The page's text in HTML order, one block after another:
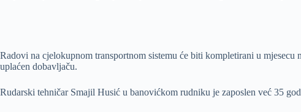
Radovi na cjelokupnom transportnom sistemu će biti kompletirani u
uplaćen dobavljaču.
Rudarski tehničar Smajil Husić u banovićkom rudniku je zaposlen već 35